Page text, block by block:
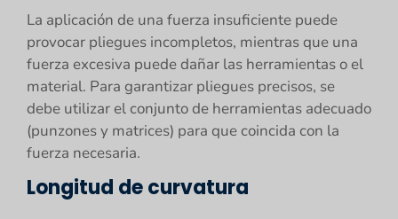
La aplicación de una fuerza insuficiente puede
provocar pliegues incompletos, mientras que una
fuerza excesiva puede dañar las herramientas o el
material. Para garantizar pliegues precisos, se
debe utilizar el conjunto de herramientas adecuado
(punzones y matrices) para que coincida con la
fuerza necesaria.
Longitud de curvatura